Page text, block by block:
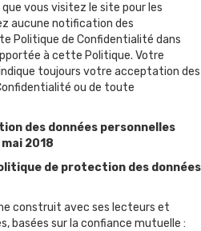
vous visitez le site pour les
aucune notification des
Politique de Confidentialité dans
à cette Politique. Votre
toujours votre acceptation des
ou de toute
des données personnelles
2018
de protection des données
construit avec ses lecteurs et
basées sur la confiance mutuelle :